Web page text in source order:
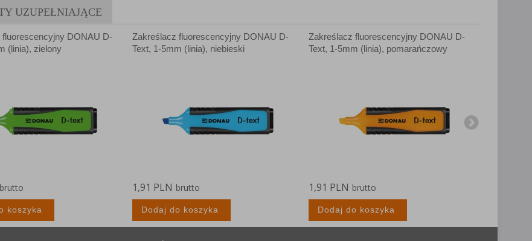
UZUPEŁNIAJĄCE
fluorescencyjny DONAU D-
(linia), zielony
brutto
koszyka
Zakreślacz fluorescencyjny DONAU D-
Text, 1-5mm (linia), niebieski
1,91 PLN brutto
Dodaj do koszyka
Zakreślacz fluorescencyjny DONAU D-
Text, 1-5mm (linia), pomarańczowy
1,91 PLN brutto
Dodaj do koszyka